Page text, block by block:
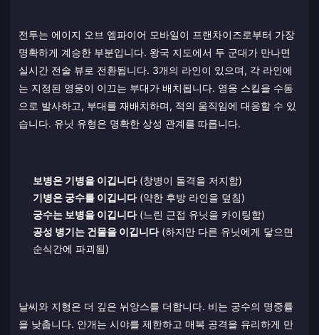
전투는 에이지 오브 엠파이어 모바일이 프랜차이즈로부터 가장
명확하게 계승한 부분입니다. 왕국 지도에서 두 군대가 만나면
실시간 전술 뷰로 전환됩니다. 3개의 라인이 있으며, 각 라인에
는 지정된 영웅이 이끄는 부대가 배치됩니다. 영웅 스킬을 수동
으로 발사하고, 부대를 재배치하며, 적의 움직임에 대응할 수 있
습니다. 유닛 유형은 명확한 상성 관계를 따릅니다.
보병은 기병을 이깁니다(창병이 돌격을 저지함)
기병은 궁수를 이깁니다(약한 후방 라인을 덮침)
궁수는 보병을 이깁니다(느린 근접 유닛을 카이팅함)
공성 병기는 건물을 이깁니다(하지만 다른 유닛에게 닿으면
순식간에 파괴됨)
날씨와 지형은 더 깊은 뉘앙스를 더합니다. 비는 궁수의 명중률
을 낮춥니다. 안개는 시야를 제한하고 매복 공격을 유리하게 만